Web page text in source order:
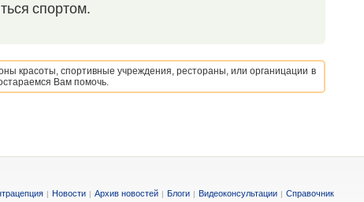
спортом.
красоты, спортивные учреждения, рестораны, или органицации в
Вам помочь.
| Новости | Архив новостей | Блоги | Видеоконсультации | Справочник